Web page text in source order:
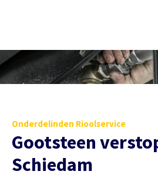
Onderdelinden Rioolservice
Gootsteen
Schiedam